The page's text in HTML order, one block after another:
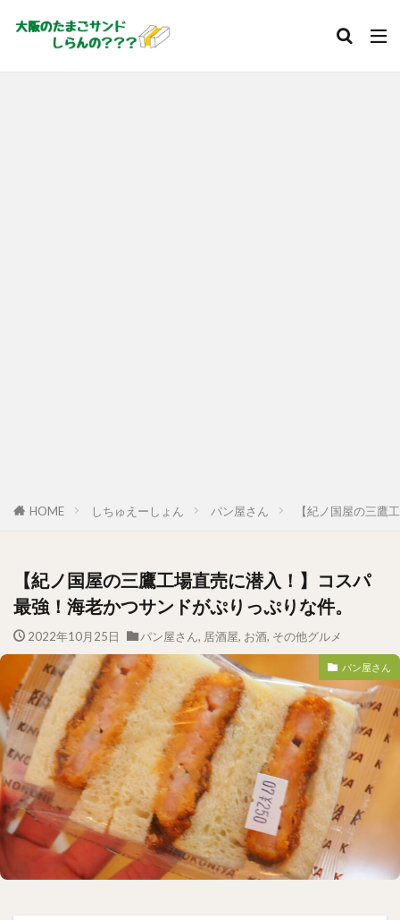
HOME しちゅえーしょん パン屋さん 【紀ノ国屋の三鷹
【紀ノ国屋の三鷹工場直売に潜入！】コスパ
最強！海老かつサンドがぷりっぷりな件。
2022年10月25日 パン屋さん, 居酒屋, お酒, その他グルメ
パン屋さん